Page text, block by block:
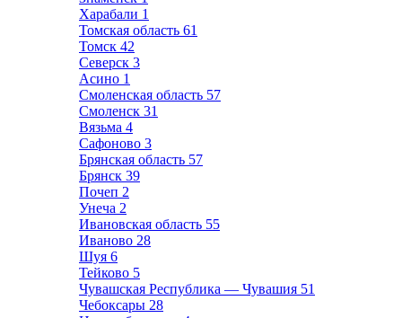
Харабали 1
Томская область 61
Томск 42
Северск 3
Асино 1
Смоленская область 57
Смоленск 31
Вязьма 4
Сафоново 3
Брянская область 57
Брянск 39
Почеп 2
Унеча 2
Ивановская область 55
Иваново 28
Шуя 6
Тейково 5
Чувашская Республика — Чувашия 51
Чебоксары 28